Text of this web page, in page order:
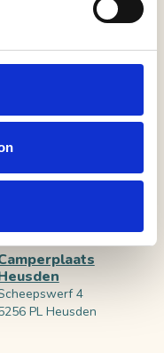
14
stadhuis
17
4
PL Heusden